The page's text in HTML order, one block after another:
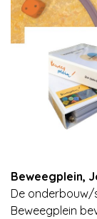
Beweegplein,
De onderbouw/
Beweegplein